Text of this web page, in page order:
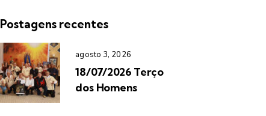
Postagens recentes
agosto 3, 2026
18/07/2026 Terço
dos Homens